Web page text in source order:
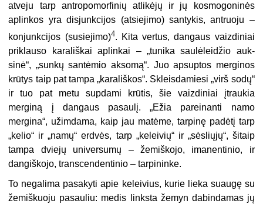
atveju tarp antropomorfinių atlikėjų ir jų kosmogo­ninės
aplinkos yra disjunkcijos (atsiejimo) santykis, antruoju –
konjunkcijos (susiejimo)4. Kita vertus, dangaus vaizdiniai
priklauso karališkai aplinkai – „tunika saulėleidžio auk­
sinė“, „sunkų santėmio aksomą“. Juo apsuptos merginos
krūtys taip pat tampa „kara­liškos“. Skleisdamiesi „virš sodų“
ir tuo pat metu supdami krūtis, šie vaizdiniai įtraukia
merginą į dangaus pasaulį. „Ežia pareinanti namo
mergina“, užimdama, kaip jau matėme, tarpinę padėtį tarp
„kelio“ ir „namų“ erdvės, tarp „keleivių“ ir „sėsliųjų“, šitaip
tampa dviejų universumų – žemiškojo, imanentinio, ir
dangiškojo, transcendentinio – tar­pininke.
To negalima pasakyti apie keleivius, kurie lieka suaugę su
žemiškuoju pasauliu: medis linksta žemyn dabindamas jų